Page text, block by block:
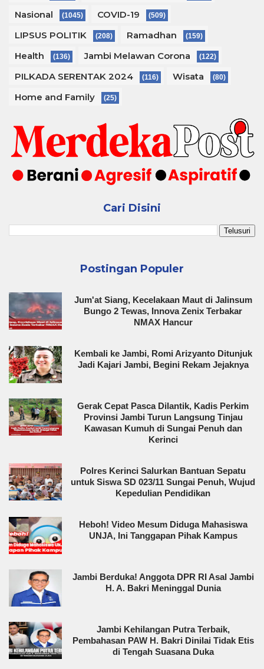
Nasional (1045) COVID-19 (509)
LIPSUS POLITIK (208) Ramadhan (159)
Health (136) Jambi Melawan Corona (122)
PILKADA SERENTAK 2024 (116) Wisata (80)
Home and Family (25)
Cari Disini
Postingan Populer
Jum'at Siang, Kecelakaan Maut di Jalinsum
Bungo 2 Tewas, Innova Zenix Terbakar
NMAX Hancur
Kembali ke Jambi, Romi Arizyanto Ditunjuk
Jadi Kajari Jambi, Begini Rekam Jejaknya
Gerak Cepat Pasca Dilantik, Kadis Perkim
Provinsi Jambi Turun Langsung Tinjau
Kawasan Kumuh di Sungai Penuh dan
Kerinci
Polres Kerinci Salurkan Bantuan Sepatu
untuk Siswa SD 023/11 Sungai Penuh, Wujud
Kepedulian Pendidikan
Heboh! Video Mesum Diduga Mahasiswa
UNJA, Ini Tanggapan Pihak Kampus
Jambi Berduka! Anggota DPR RI Asal Jambi
H. A. Bakri Meninggal Dunia
Jambi Kehilangan Putra Terbaik,
Pembahasan PAW H. Bakri Dinilai Tidak Etis
di Tengah Suasana Duka